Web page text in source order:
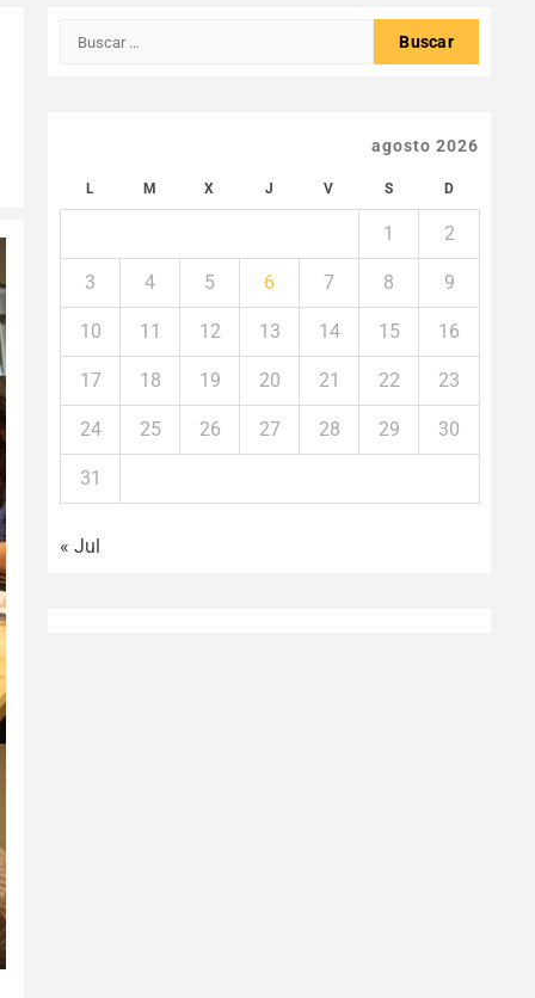
Buscar:
agosto 2026
L M X J V S D
1 2
3 4 5 6 7 8 9
10 11 12 13 14 15 16
17 18 19 20 21 22 23
24 25 26 27 28 29 30
31
« Jul